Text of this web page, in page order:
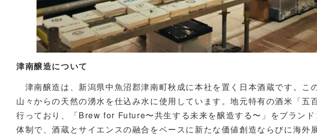
津南醸造について
津南醸造は、新潟県中魚沼郡津南町秋成に本社を置く日本酒蔵です。こ
山々からの天然の湧水を仕込み水に使用しています。地元特有の酒米「五
行っており、「Brew for Future〜共生する未来を醸造する〜」をブラン
体制で、酒蔵とサイエンスの融合をベースに新たな価値創造ならびに海外